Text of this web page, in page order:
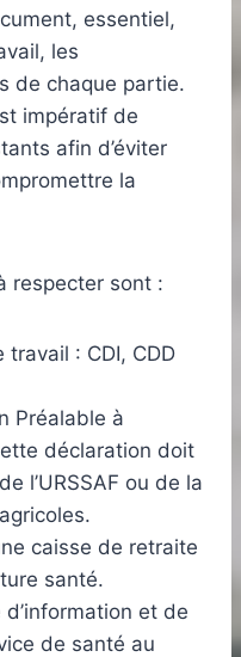
essentiel,
les
de chaque partie.
impératif de
afin d’éviter
la
respecter sont :
travail : CDI, CDD
Préalable à
déclaration doit
l’URSSAF ou de la
caisse de retraite
santé.
et de
de santé au